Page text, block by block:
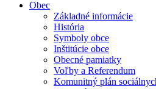
Obec
Základné informácie
História
Symboly obce
Inštitúcie obce
Obecné pamiatky
Voľby a Referendum
Komunitný plán